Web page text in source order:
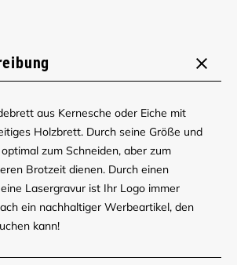
aus Kernesche oder Eiche mit
Holzbrett. Durch seine Größe und
zum Schneiden, aber zum
Brotzeit dienen. Durch einen
Lasergravur ist Ihr Logo immer
ein nachhaltiger Werbeartikel, den
kann!